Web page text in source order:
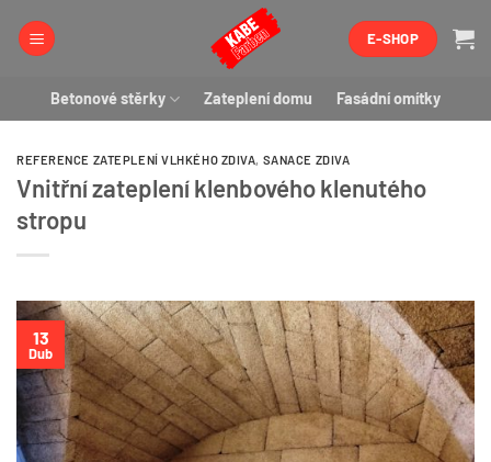
E-SHOP
Betonové stěrky Zateplení domu Fasádní omítky
REFERENCE ZATEPLENÍ VLHKÉHO ZDIVA, SANACE ZDIVA
Vnitřní zateplení klenbového klenutého
stropu
13
Dub